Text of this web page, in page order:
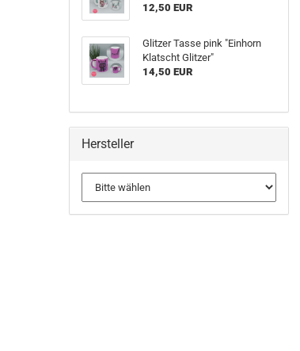
12,50 EUR
Glitzer Tasse pink "Einhorn
Klatscht Glitzer"
14,50 EUR
Hersteller